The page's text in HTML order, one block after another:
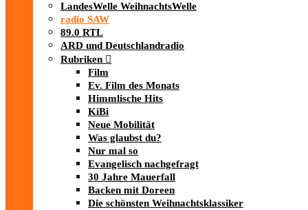
LandesWelle WeihnachtsWelle
radio SAW
89.0 RTL
ARD und Deutschlandradio
Rubriken
Film
Ev. Film des Monats
Himmlische Hits
KiBi
Neue Mobilität
Was glaubst du?
Nur mal so
Evangelisch nachgefragt
30 Jahre Mauerfall
Backen mit Doreen
Die schönsten Weihnachtsklassiker